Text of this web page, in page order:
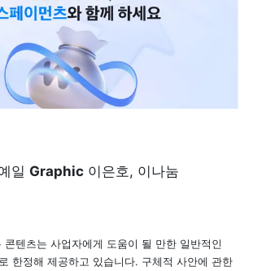
일 Graphic 이은호, 이나눔
콘텐츠는 사업자에게 도움이 될 만한 일반적인
로 한정해 제공하고 있습니다. 구체적 사안에 관한